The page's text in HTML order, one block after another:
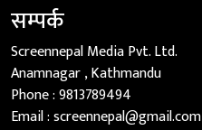
सम्पर्क
Screennepal Media Pvt. Ltd.
Anamnagar , Kathmandu
Phone :9813789494
Email :screennepal@gmail.com